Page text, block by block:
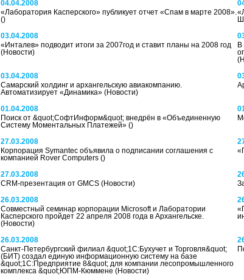
04.04.2008
«Лаборатория Касперского» публикует отчет «Спам в марте 2008».
()
03.04.2008
«Инталев» подводит итоги за 2007год и ставит планы на 2008 год
(Новости)
В
03.04.2008
Самарский холдинг и архангельскую авиакомпанию.
Автоматизирует «Динамика» (Новости)
01.04.2008
Поиск от &quot;СофтИнформ&quot; внедрён в «Объединенную
Систему Моментальных Платежей» ()
27.03.2008
Корпорация Symantec объявила о подписании соглашения с
компанией Rover Computers ()
27.03.2008
CRM-презентация от GMCS (Новости)
26.03.2008
Совместный семинар корпорации Microsoft и Лаборатории
Касперского пройдет 22 апреля 2008 года в Архангельске.
(Новости)
26.03.2008
Санкт-Петербургский филиал &quot;1С:Бухучет и Торговля&quot;
(БИТ) создал единую информационную систему на базе
&quot;1С:Предприятие 8&quot; для компании лесопромышленного
комплекса &quot;ЮПМ-Кюммене (Новости)